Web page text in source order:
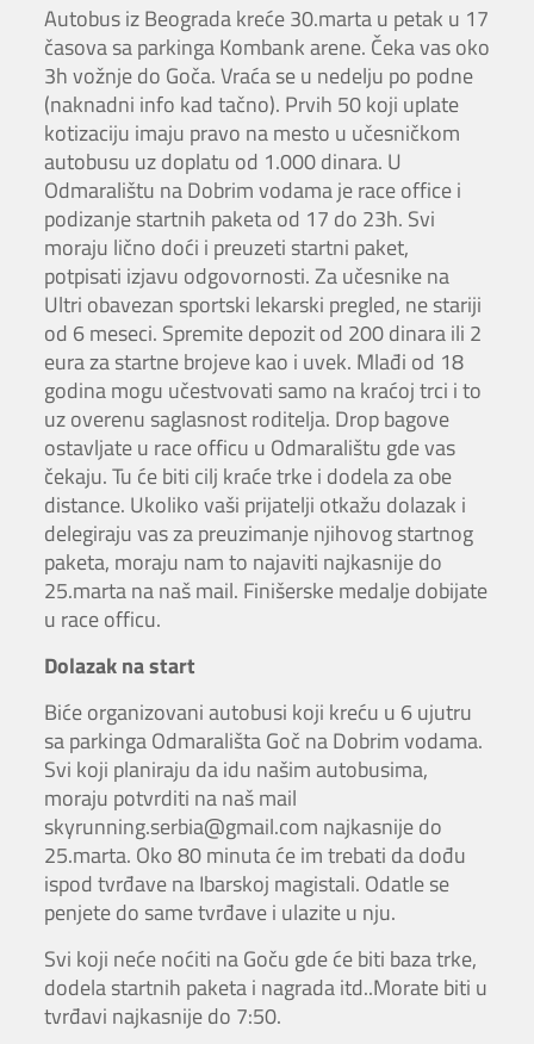
Autobus iz Beograda kreće 30.marta u petak u 17
časova sa parkinga Kombank arene. Čeka vas oko
3h vožnje do Goča. Vraća se u nedelju po podne
(naknadni info kad tačno). Prvih 50 koji uplate
kotizaciju imaju pravo na mesto u učesničkom
autobusu uz doplatu od 1.000 dinara. U
Odmaralištu na Dobrim vodama je race office i
podizanje startnih paketa od 17 do 23h. Svi
moraju lično doći i preuzeti startni paket,
potpisati izjavu odgovornosti. Za učesnike na
Ultri obavezan sportski lekarski pregled, ne stariji
od 6 meseci. Spremite depozit od 200 dinara ili 2
eura za startne brojeve kao i uvek. Mlađi od 18
godina mogu učestvovati samo na kraćoj trci i to
uz overenu saglasnost roditelja. Drop bagove
ostavljate u race officu u Odmaralištu gde vas
čekaju. Tu će biti cilj kraće trke i dodela za obe
distance. Ukoliko vaši prijatelji otkažu dolazak i
delegiraju vas za preuzimanje njihovog startnog
paketa, moraju nam to najaviti najkasnije do
25.marta na naš mail. Finišerske medalje dobijate
u race officu.
Dolazak na start
Biće organizovani autobusi koji kreću u 6 ujutru
sa parkinga Odmarališta Goč na Dobrim vodama.
Svi koji planiraju da idu našim autobusima,
moraju potvrditi na naš mail
skyrunning.serbia@gmail.com najkasnije do
25.marta. Oko 80 minuta će im trebati da dođu
ispod tvrđave na Ibarskoj magistali. Odatle se
penjete do same tvrđave i ulazite u nju.
Svi koji neće noćiti na Goču gde će biti baza trke,
dodela startnih paketa i nagrada itd..Morate biti u
tvrđavi najkasnije do 7:50.